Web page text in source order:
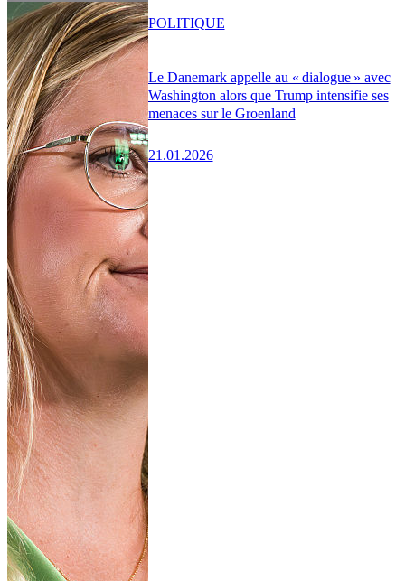
Le Danemark appelle au « dialogue » avec
Washington alors que Trump intensifie ses
menaces sur le Groenland
21.01.2026
POLITIQUE